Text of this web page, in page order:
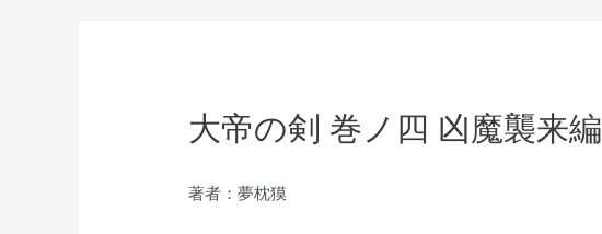
大帝の剣 巻ノ四 凶魔襲来編
著者：夢枕獏